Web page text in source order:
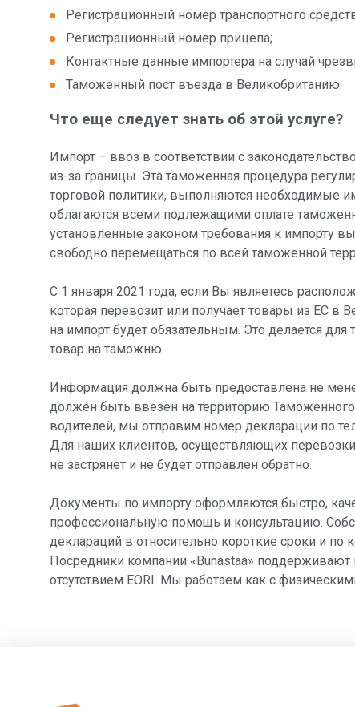
Регистрационный номер транспортного
Регистрационный номер прицепа;
Контактные данные импортера на случай
Таможенный пост въезда в Великобританию.
Что еще следует знать об этой услуге?
Импорт – ввоз в соответствии с
из-за границы. Эта таможенная процедура
торговой политики, выполняются необходимые
облагаются всеми подлежащими оплате
установленные законом требования к импорту
свободно перемещаться по всей таможенной
С 1 января 2021 года, если Вы являетесь
которая перевозит или получает товары из ЕС в
на импорт будет обязательным. Это делается
товар на таможню.
Информация должна быть предоставлена не
должен быть ввезен на территорию
водителей, мы отправим номер декларации по
Для наших клиентов, осуществляющих
не застрянет и не будет отправлен обратно.
Документы по импорту оформляются быстро,
профессиональную помощь и консультацию.
деклараций в относительно короткие сроки и по
Посредники компании «Bunastaа»
отсутствием EORI. Мы работаем как с